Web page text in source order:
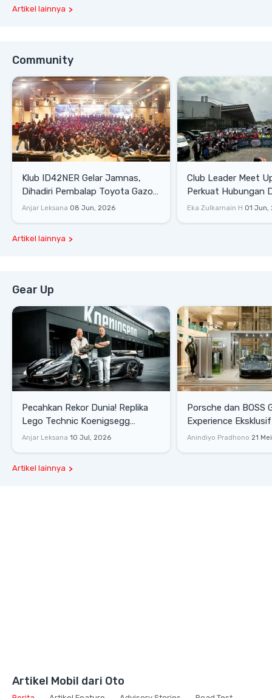
Artikel lainnya
Community
Klub ID42NER Gelar Jamnas,
Dihadiri Pembalap Toyota Gazoo
Racing
Anjar Leksana 08 Jun, 2026
Club Leader Meet
Perkuat Hubungan
Dengan Komunitas
Eka Zulkarnain H 01 Jun,
Artikel lainnya
Gear Up
Pecahkan Rekor Dunia! Replika
Lego Technic Koenigsegg
Sadair's Spear Ukuran Asli Sukses
Anjar Leksana 10 Jul, 2026
Porsche dan BOSS
Experience
Senayan, Hadirkan
Anindiyo Pradhono 21
Artikel lainnya
Artikel Mobil dari Oto